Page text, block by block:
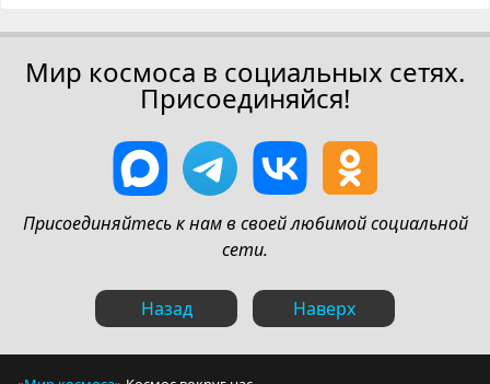
Мир космоса в социальных сетях.
Присоединяйся!
Присоединяйтесь к нам в своей любимой социальной
сети.
Назад Наверх